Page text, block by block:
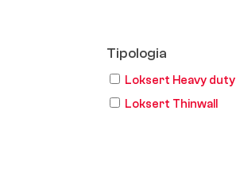
Tipologia
Loksert Heavy duty
Loksert Thinwall